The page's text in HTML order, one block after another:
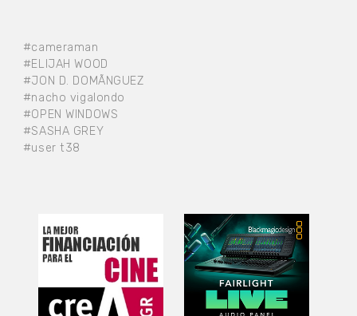
#cameraman
#ELIJAH WOOD
#JON D. DOMÃ­NGUEZ
#nacho vigalondo
#OPEN WINDOWS
#SASHA GREY
#user t38